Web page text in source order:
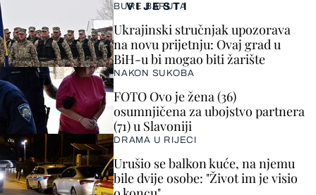
VIJESTI
BURE BARUTA
Ukrajinski stručnjak upozorava
na novu prijetnju: Ovaj grad u
BiH-u bi mogao biti žarište
NAKON SUKOBA
FOTO Ovo je žena (36)
osumnjičena za ubojstvo partnera
(71) u Slavoniji
DRAMA U RIJECI
Urušio se balkon kuće, na njemu
bile dvije osobe: "Život im je visio